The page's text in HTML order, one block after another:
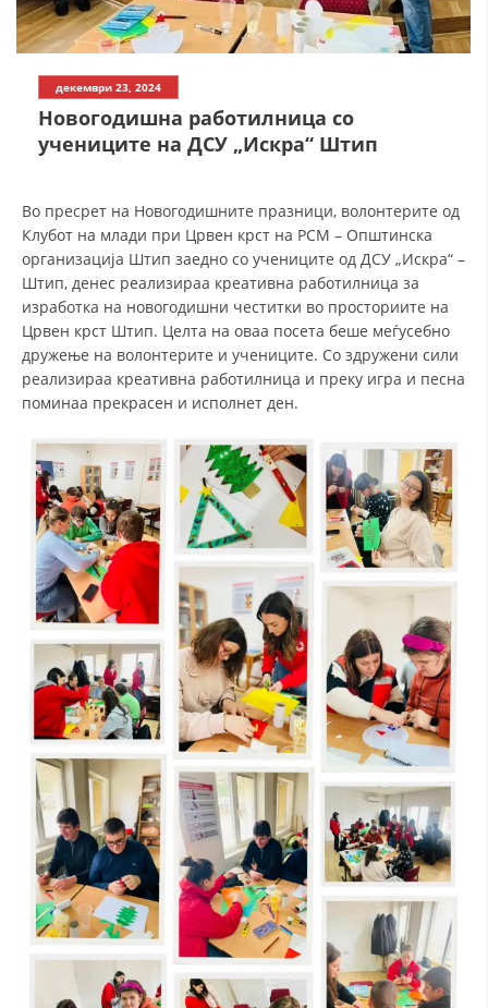
СТРУКТУРА НА ОРГАНИЗАЦИЈАТА
КОНТАКТ ИНФОРМАЦИИ
ЧЛЕНСТВО ВО ПРОФЕСИОНАЛНИ ТЕЛА
ЗАКОН ЗА ЦКРМ
СТАТУТ НА ЦКРМ
ОРГАНИЗАЦИЈА И РАЗВОЈ
СОБРАНИЕ
СТРУКТУРА И ОРГАНИЗАЦИОНА ПОСТАВЕНОСТ
ДИСЕМИНАЦИЈА
MЕЃУНАРОДНО ХУМАНИТАРНО ПРАВО
ПРОМОЦИЈА НА ХУМАНИ ВРЕДНОСТИ
УПОТРЕБА И ЗАШТИТА НА АМБЛЕМОТ
СОЦИЈАЛНО ХУМАНИТАРНА ДЕЈНОСТ
КАКО ДА ДОНИРАТЕ
ПОДГОТВЕНОСТ И ДЕЈСТВО ПРИ КАТАСТРОФИ
ТИМОВИ НА ООЦК
СПАСИТЕЛНА СТАНИЦА ВОДНО
ПРОЕКТИ – ПОДГОТВЕНОСТ И ДЕЈСТВУВАЊЕ ПРИ КАТАСТРОФИ
ОДНОСИ СО ЈАВНОСТ
ИСТРАЖУВАЊЕ НА ЈАВНО МИСЛЕЊЕ
декември 23, 2024
Новогодишна работилница со
учениците на ДСУ „Искра“ Штип
Во пресрет на Новогодишните празници, волонтерите од
Клубот на млади при Црвен крст на РСМ – Општинска
организација Штип заедно со учениците од ДСУ „Искра“ –
Штип, денес реализираа креативна работилница за
изработка на новогодишни честитки во просториите на
Црвен крст Штип. Целта на оваа посета беше меѓусебно
дружење на волонтерите и учениците. Со здружени сили
реализираа креативна работилница и преку игра и песна
поминаа прекрасен и исполнет ден.